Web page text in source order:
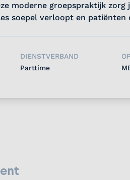
moderne groepspraktijk zorg
soepel verloopt en patiënten
DIENSTVERBAND
Parttime